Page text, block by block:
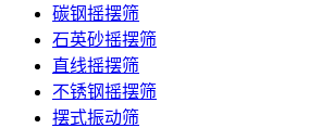
碳钢摇摆筛
石英砂摇摆筛
直线摇摆筛
不锈钢摇摆筛
摆式振动筛